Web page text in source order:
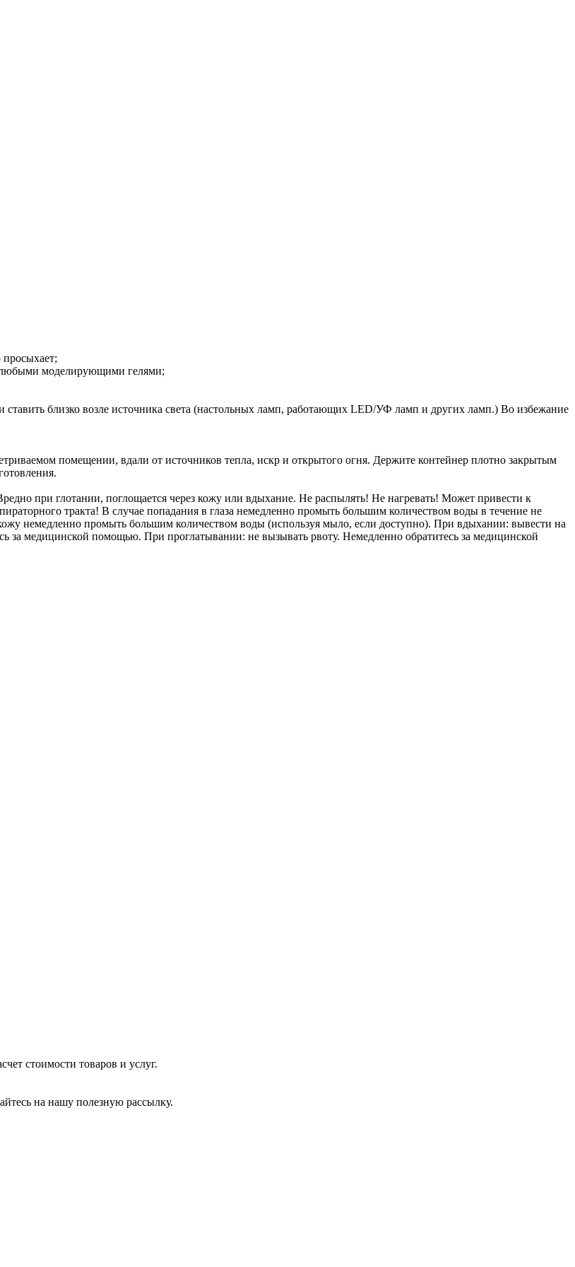
любыми моделирующими гелями;
ставить близко возле источника света (настольных ламп, работающих LED/УФ ламп и других ламп.) Во избежание
помещении, вдали от источников тепла, искр и открытого огня. Держите контейнер плотно закрытым
при глотании, поглощается через кожу или вдыхание. Не распылять! Не нагревать! Может привести к
тракта! В случае попадания в глаза немедленно промыть большим количеством воды в течение не
немедленно промыть большим количеством воды (используя мыло, если доступно). При вдыхании: вывести на
за медицинской помощью. При проглатывании: не вызывать рвоту. Немедленно обратитесь за медицинской
стоимости товаров и услуг.
на нашу полезную рассылку.